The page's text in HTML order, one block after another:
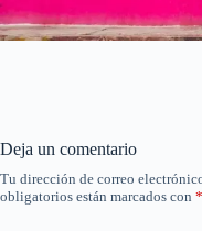
Deja un comentario
Tu dirección de correo
obligatorios están marcados con *